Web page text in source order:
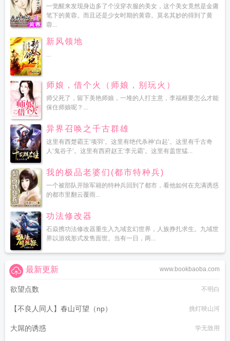
一觉醒来发现身边多了个没穿衣服的美女，这个美女竟然是金庸
笔下的黄蓉。而且还是少女时期的黄蓉。莫名其妙的得到了黄
蓉...
新风领地
...
师娘，借个火（师娘，别玩火）
师父死了，留下美艳师娘，一堆的人打主意，李福根要怎么才能
保住师娘呢？...
异界召唤之千古群雄
这里有西楚霸王‘项羽’。这里有绝代杀神‘白起’。这里有千古奇
人‘鬼谷子’。这里有西府赵王‘李元霸’。这里有盖世猛...
我的极品老婆们(都市特种兵)
一个被部队开除军籍的特种兵回到了都市，看他如何在充满诱惑
的都市里翻云覆雨...
功法修改器
石焱携功法修改器重生入九域玄幻世界，人族挣扎求生。九域世
界以游戏形式发售面世。当有一日，两...
www.bookbaoba.com
最新更新
欲望点数 不明白
【不良人同人】春山可望（np） 挑灯映山河
大屌的诱惑 学无致用